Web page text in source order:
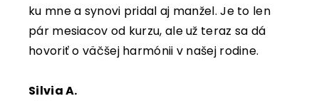
ku mne a synovi pridal aj manžel. Je to len
pár mesiacov od kurzu, ale už teraz sa dá
hovoriť o väčšej harmónii v našej rodine.
Silvia A.